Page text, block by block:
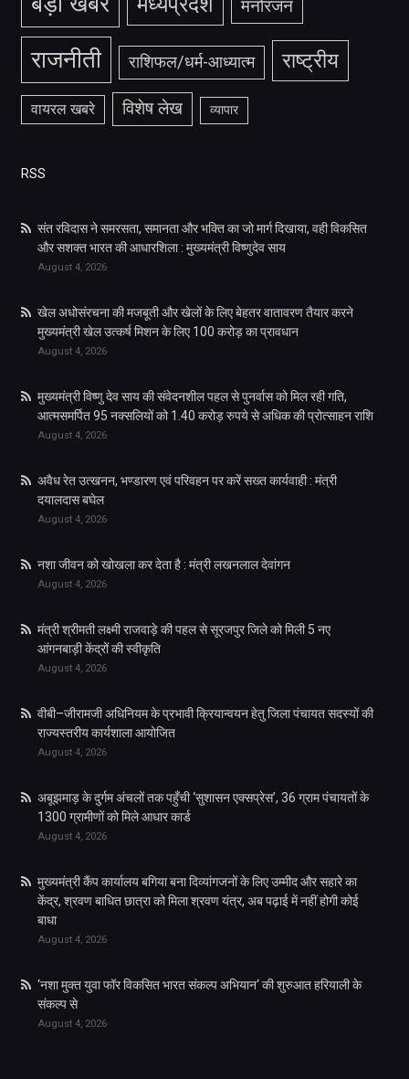
मनोरंजन
राजनीती राशिफल/धर्म-आध्यात्म राष्ट्रीय
वायरल खबरे विशेष लेख व्यापार
RSS
संत रविदास ने समरसता, समानता और भक्ति का जो मार्ग दिखाया, वही विकसित
और सशक्त भारत की आधारशिला : मुख्यमंत्री विष्णुदेव साय
August 4, 2026
खेल अधोसंरचना की मजबूती और खेलों के लिए बेहतर वातावरण तैयार करने
मुख्यमंत्री खेल उत्कर्ष मिशन के लिए 100 करोड़ का प्रावधान
August 4, 2026
मुख्यमंत्री विष्णु देव साय की संवेदनशील पहल से पुनर्वास को मिल रही गति,
आत्मसमर्पित 95 नक्सलियों को 1.40 करोड़ रुपये से अधिक की प्रोत्साहन राशि
August 4, 2026
अवैध रेत उत्खनन, भण्डारण एवं परिवहन पर करें सख्त कार्यवाही : मंत्री
दयालदास बघेल
August 4, 2026
नशा जीवन को खोखला कर देता है : मंत्री लखनलाल देवांगन
August 4, 2026
मंत्री श्रीमती लक्ष्मी राजवाड़े की पहल से सूरजपुर जिले को मिली 5 नए
आंगनबाड़ी केंद्रों की स्वीकृति
August 4, 2026
वीबी–जीरामजी अधिनियम के प्रभावी क्रियान्वयन हेतु जिला पंचायत सदस्यों की
राज्यस्तरीय कार्यशाला आयोजित
August 4, 2026
अबूझमाड़ के दुर्गम अंचलों तक पहुँची ‘सुशासन एक्सप्रेस’, 36 ग्राम पंचायतों के
1300 ग्रामीणों को मिले आधार कार्ड
August 4, 2026
मुख्यमंत्री कैंप कार्यालय बगिया बना दिव्यांगजनों के लिए उम्मीद और सहारे का
केंद्र, श्रवण बाधित छात्रा को मिला श्रवण यंत्र, अब पढ़ाई में नहीं होगी कोई
बाधा
August 4, 2026
‘नशा मुक्त युवा फॉर विकसित भारत संकल्प अभियान‘ की शुरुआत हरियाली के
संकल्प से
August 4, 2026